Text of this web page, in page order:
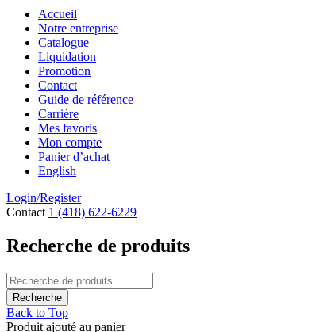
Accueil
Notre entreprise
Catalogue
Liquidation
Promotion
Contact
Guide de référence
Carrière
Mes favoris
Mon compte
Panier d’achat
English
Login/Register
Contact 1 (418) 622-6229
Recherche de produits
Back to Top
Produit ajouté au panier